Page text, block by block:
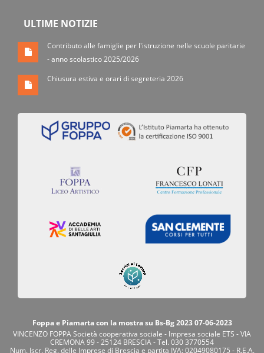
ULTIME NOTIZIE
Contributo alle famiglie per l'istruzione nelle scuole paritarie
- anno scolastico 2025/2026
Chiusura estiva e orari di segreteria 2026
Foppa e Piamarta con la mostra su Bs-Bg 2023 07-06-2023
VINCENZO FOPPA Società cooperativa sociale - Impresa sociale ETS - VIA
CREMONA 99 - 25124 BRESCIA - Tel. 030 3770554
Num. Iscr. Reg. delle Imprese di Brescia e partita IVA: 02049080175 - R.E.A.